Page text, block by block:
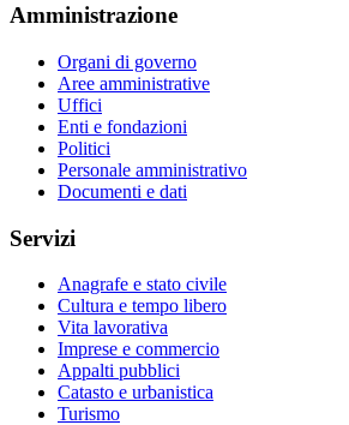
Amministrazione
Organi di governo
Aree amministrative
Uffici
Enti e fondazioni
Politici
Personale amministrativo
Documenti e dati
Servizi
Anagrafe e stato civile
Cultura e tempo libero
Vita lavorativa
Imprese e commercio
Appalti pubblici
Catasto e urbanistica
Turismo